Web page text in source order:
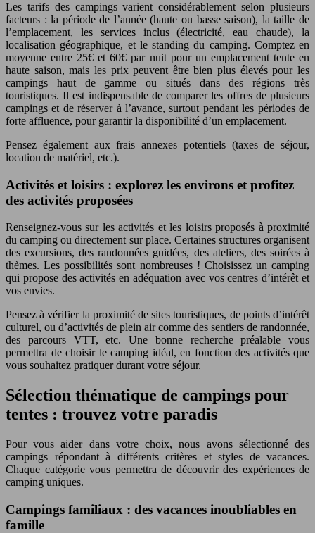
Les tarifs des campings varient considérablement selon plusieurs
facteurs : la période de l’année (haute ou basse saison), la taille de
l’emplacement, les services inclus (électricité, eau chaude), la
localisation géographique, et le standing du camping. Comptez en
moyenne entre 25€ et 60€ par nuit pour un emplacement tente en
haute saison, mais les prix peuvent être bien plus élevés pour les
campings haut de gamme ou situés dans des régions très
touristiques. Il est indispensable de comparer les offres de plusieurs
campings et de réserver à l’avance, surtout pendant les périodes de
forte affluence, pour garantir la disponibilité d’un emplacement.
Pensez également aux frais annexes potentiels (taxes de séjour,
location de matériel, etc.).
Activités et loisirs : explorez les environs et profitez
des activités proposées
Renseignez-vous sur les activités et les loisirs proposés à proximité
du camping ou directement sur place. Certaines structures organisent
des excursions, des randonnées guidées, des ateliers, des soirées à
thèmes. Les possibilités sont nombreuses ! Choisissez un camping
qui propose des activités en adéquation avec vos centres d’intérêt et
vos envies.
Pensez à vérifier la proximité de sites touristiques, de points d’intérêt
culturel, ou d’activités de plein air comme des sentiers de randonnée,
des parcours VTT, etc. Une bonne recherche préalable vous
permettra de choisir le camping idéal, en fonction des activités que
vous souhaitez pratiquer durant votre séjour.
Sélection thématique de campings pour
tentes : trouvez votre paradis
Pour vous aider dans votre choix, nous avons sélectionné des
campings répondant à différents critères et styles de vacances.
Chaque catégorie vous permettra de découvrir des expériences de
camping uniques.
Campings familiaux : des vacances inoubliables en
famille